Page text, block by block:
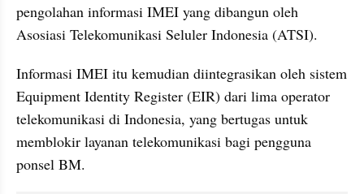
pengolahan informasi IMEI yang dibangun oleh
Asosiasi Telekomunikasi Seluler Indonesia (ATSI).
Informasi IMEI itu kemudian diintegrasikan oleh sistem
Equipment Identity Register (EIR) dari lima operator
telekomunikasi di Indonesia, yang bertugas untuk
memblokir layanan telekomunikasi bagi pengguna
ponsel BM.